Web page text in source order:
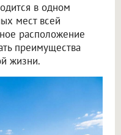
в одном
мест всей
расположение
преимущества
жизни.